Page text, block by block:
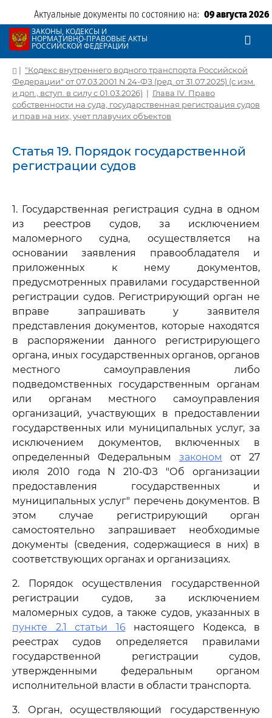
Актуальные документы по состоянию на: 09 августа 2026
ЗАКОНЫ, КОДЕКСЫ И
НОРМАТИВНО-ПРАВОВЫЕ АКТЫ
РОССИЙСКОЙ ФЕДЕРАЦИИ
| "Кодекс внутреннего водного транспорта Российской
Федерации" от 07.03.2001 N 24-ФЗ (ред. от 31.07.2025) (с изм.
и доп., вступ. в силу с 01.03.2026) | Глава IV. Право
собственности на суда, государственная регистрация судов
и прав на них, учет плавучих объектов
Статья 19. Порядок государственной
регистрации судов
1. Государственная регистрация судна в одном
из реестров судов, за исключением
маломерного судна, осуществляется на
основании заявления правообладателя и
приложенных к нему документов,
предусмотренных правилами государственной
регистрации судов. Регистрирующий орган не
вправе запрашивать у заявителя
представления документов, которые находятся
в распоряжении данного регистрирующего
органа, иных государственных органов, органов
местного самоуправления либо
подведомственных государственным органам
или органам местного самоуправления
организаций, участвующих в предоставлении
государственных или муниципальных услуг, за
исключением документов, включенных в
определенный Федеральным законом
от 27
июля 2010 года N 210-ФЗ "Об организации
предоставления государственных и
муниципальных услуг" перечень документов. В
этом случае регистрирующий орган
самостоятельно запрашивает необходимые
документы (сведения, содержащиеся в них) в
соответствующих органах и организациях.
2. Порядок осуществления государственной
регистрации судов, за исключением
маломерных судов, а также судов, указанных в
пункте 2.1 статьи 16настоящего Кодекса, в
реестрах судов определяется правилами
государственной регистрации судов,
утвержденными федеральным органом
исполнительной власти в области транспорта.
3. Орган, осуществляющий государственную